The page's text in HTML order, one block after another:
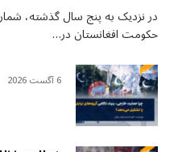
در نزدیک به پنج سال گذشته،
حکومت افغانستان در…
6 آگست 2026